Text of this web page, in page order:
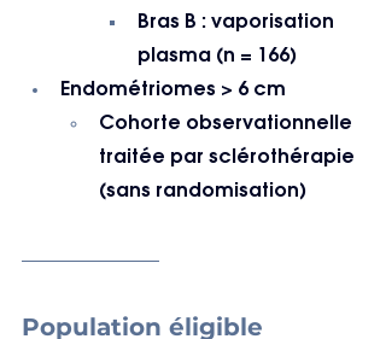
Bras B : vaporisation
plasma (n = 166)
Endométriomes > 6 cm
Cohorte observationnelle
traitée par sclérothérapie
(sans randomisation)
Population éligible